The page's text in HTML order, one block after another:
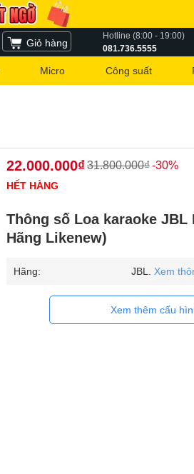
Giỏ hàng
Hotline (8:00 - 19:00)
081.736.5555
Micro Công suất
22.000.000₫31.800.000₫-30%
HẾT HÀNG
Thông số Loa karaoke JBL
Hãng Likenew)
Hãng: JBL. Xem
Xem thêm cấu